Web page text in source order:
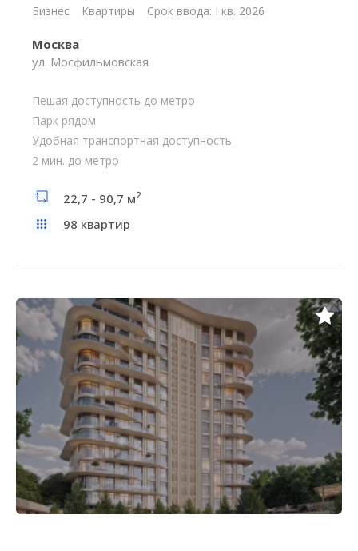
Бизнес Квартиры Срок ввода: I кв. 2026
Москва
ул. Мосфильмовская
Пешая доступность до метро
Парк рядом
Удобная транспортная доступность
2 мин. до метро
22,7 - 90,7 м2
98 квартир